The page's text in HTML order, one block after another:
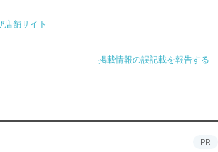
店舗サイト
掲載情報の誤記載を報告する
PR